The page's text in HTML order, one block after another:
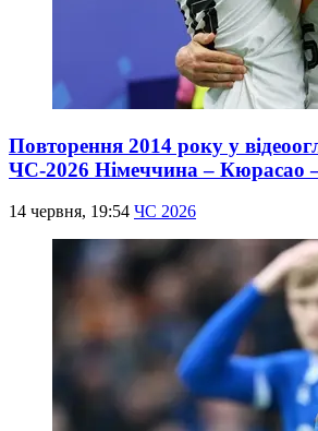
Повторення 2014 року у
ЧС-2026 Німеччина – Кюрасао
14 червня, 19:54 ЧС 2026